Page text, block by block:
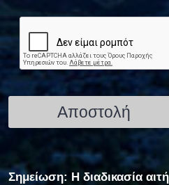
Σημείωση: Η διαδικασία